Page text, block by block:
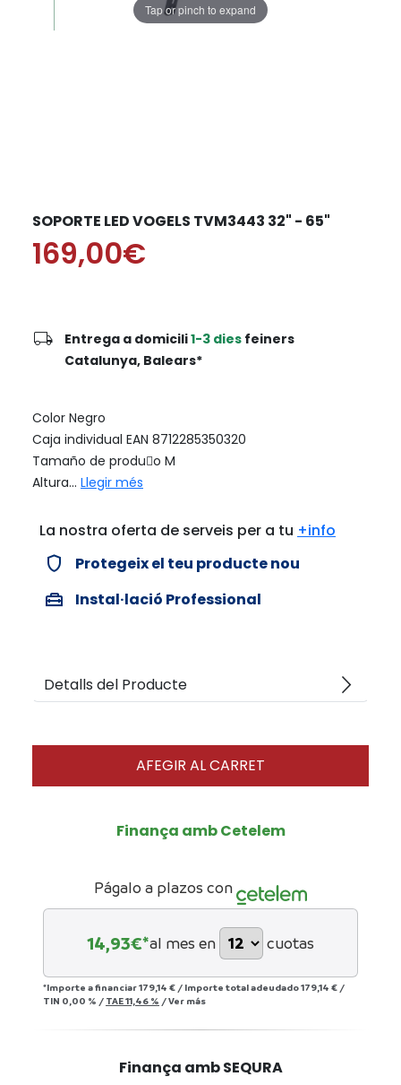
Tap or pinch to expand
SOPORTE LED VOGELS TVM3443 32" - 65"
169,00€
local_shipping Entrega a domicili1-3 dies feiners
Catalunya, Balears*
Color Negro
Caja individual EAN 8712285350320
Tamaño de produo M
Altura... Llegir més
La nostra oferta de serveis per a tu +info
verified_user Protegeix el teu producte nou
home_repair_service Instal·lació Professional
Detalls del Producte arrow_forward_ios
AFEGIR AL CARRET
Finança amb Cetelem
Págalo a plazos con
14,93€*al mes en cuotas
*Importe a financiar179,14 € / Importe total adeudado179,14 € /
TIN 0,00 % / TAE11,46 % /Ver más
Finança amb SEQURA